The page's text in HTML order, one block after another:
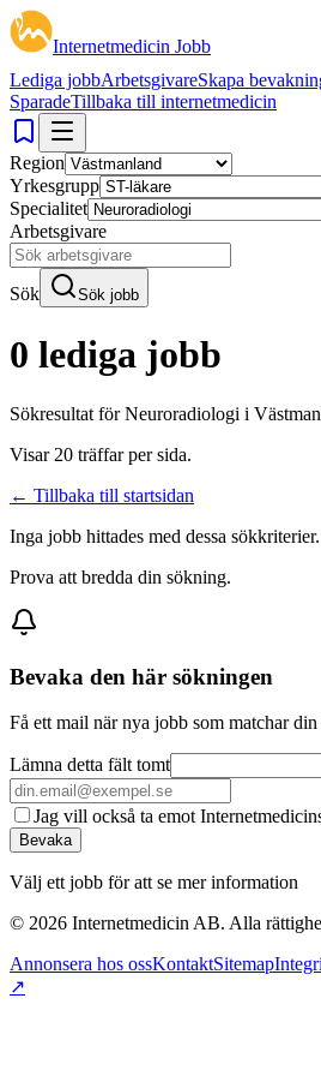
Internetmedicin Jobb
Lediga jobbArbetsgivareSkapa
SparadeTillbaka till internetmedicin
Region
Yrkesgrupp
Specialitet
Arbetsgivare
Sök Sök jobb
0 lediga jobb
Sökresultat förNeuroradiologi i
Visar 20 träffar per sida.
← Tillbaka till startsidan
Inga jobb hittades med dessa sökkriterier.
Prova att bredda din sökning.
Bevaka den här sökningen
Få ett mail när nya jobb som matchar
Lämna detta fält tomt
Jag vill också ta emot
Bevaka
Välj ett jobb för att se mer information
© 2026 Internetmedicin AB. Alla
Annonsera hos ossKontaktSitemap
↗